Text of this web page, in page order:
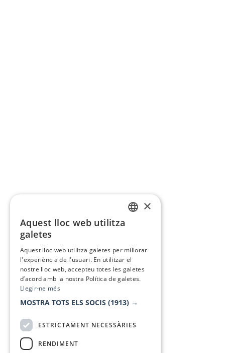
×
Aquest lloc web utilitza
galetes
Aquest lloc web utilitza galetes per millorar
l'experiència de l'usuari. En utilitzar el
nostre lloc web, accepteu totes les galetes
d’acord amb la nostra Política de galetes.
Llegir-ne més
MOSTRA TOTS ELS SOCIS (1913) →
ESTRICTAMENT NECESSÀRIES
RENDIMENT